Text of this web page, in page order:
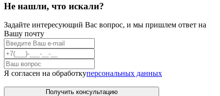
Не нашли, что искали?
Задайте интересующий Вас вопрос, и мы пришлем ответ на
Вашу почту
Я согласен на обработкуперсональных данных
Получить консультацию